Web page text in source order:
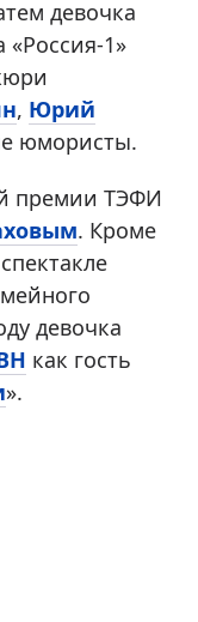
девочка
1»
, Юрий
юмористы.
премии ТЭФИ
. Кроме
девочка
как гость
».